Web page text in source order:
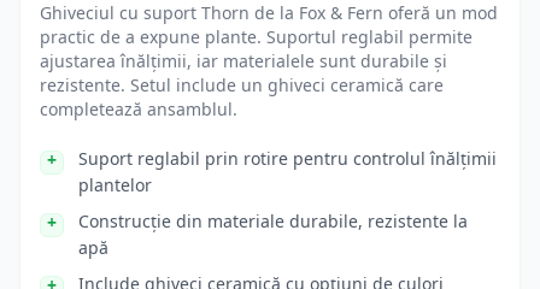
Ghiveciul cu suport Thorn de la Fox & Fern oferă un mod
practic de a expune plante. Suportul reglabil permite
ajustarea înălțimii, iar materialele sunt durabile și
rezistente. Setul include un ghiveci ceramică care
completează ansamblul.
Suport reglabil prin rotire pentru controlul înălțimii
plantelor
Construcție din materiale durabile, rezistente la
apă
Include ghiveci ceramică cu opțiuni de culori